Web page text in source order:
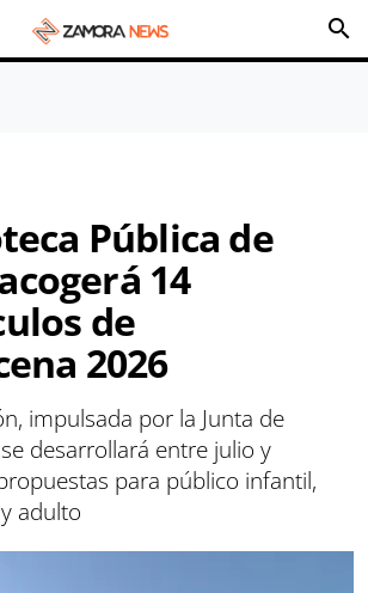
search
Pública de
14
de
2026
impulsada por la Junta de
desarrollará entre julio y
para público infantil,
adulto